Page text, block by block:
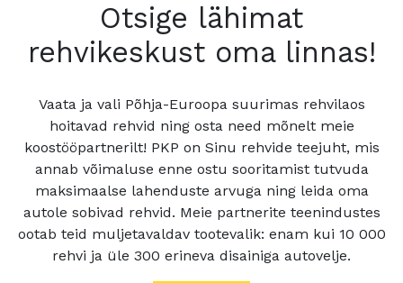
Otsige lähimat
rehvikeskust oma linnas!
Vaata ja vali Põhja-Euroopa suurimas rehvilaos
hoitavad rehvid ning osta need mõnelt meie
koostööpartnerilt! PKP on Sinu rehvide teejuht, mis
annab võimaluse enne ostu sooritamist tutvuda
maksimaalse lahenduste arvuga ning leida oma
autole sobivad rehvid. Meie partnerite teenindustes
ootab teid muljetavaldav tootevalik: enam kui 10 000
rehvi ja üle 300 erineva disainiga autovelje.